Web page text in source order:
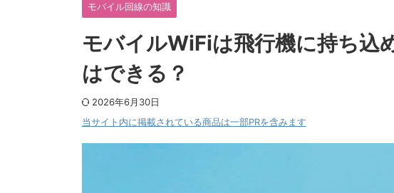
モバイル回線の知識
モバイルWiFiは飛行機に持ち込
はできる？
2026年6月30日
当サイト内に掲載されている商品は一部PRを含みます